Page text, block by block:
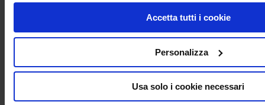
Accetta tutti i cookie
Personalizza
Usa solo i cookie necessari
Limitatore d’altezza – Rack-Mammut® Barrier